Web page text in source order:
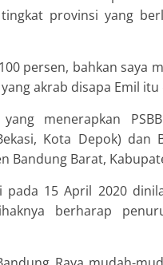
provinsi yang
persen, bahkan saya
akrab disapa Emil itu
menerapkan
Kota Depok) dan
Bandung Barat,
pada 15 April 2020
berharap